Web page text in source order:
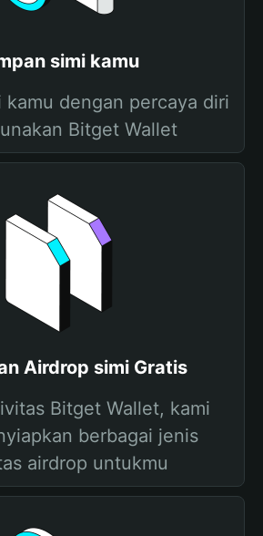
simi kamu
kamu dengan percaya diri
Bitget Wallet
Airdrop simi Gratis
Bitget Wallet, kami
berbagai jenis
airdrop untukmu